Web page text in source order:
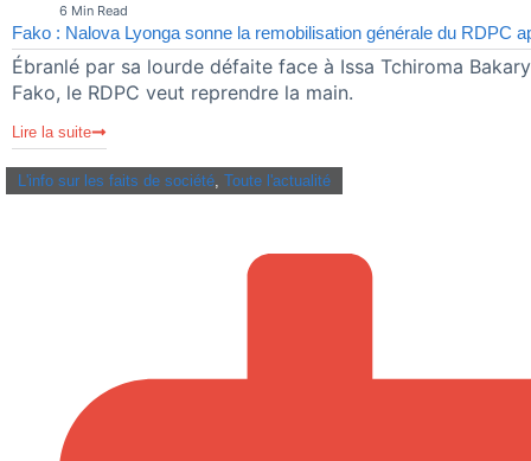
6 Min Read
Fako : Nalova Lyonga sonne la remobilisation générale du RDPC
Ébranlé par sa lourde défaite face à Issa Tchiroma
Fako, le RDPC veut reprendre la main.
Lire la suite
L'info sur les faits de société Toute l'actualité